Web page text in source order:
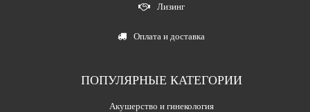
Лизинг
Оплата и доставка
ПОПУЛЯРНЫЕ КАТЕГОРИИ
Акушерство и гинекология